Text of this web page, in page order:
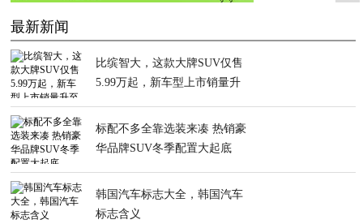
最新新闻
比缤智大，这款大牌SUV仅售
5.99万起，新车型上市销量升
标配不多全靠选装来凑 热销豪
华品牌SUV冬季配置大起底
韩国汽车标志大全，韩国汽车
标志含义